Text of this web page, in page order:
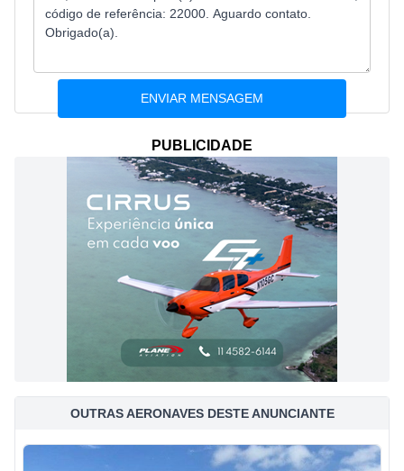
PUBLICIDADE
OUTRAS AERONAVES DESTE ANUNCIANTE